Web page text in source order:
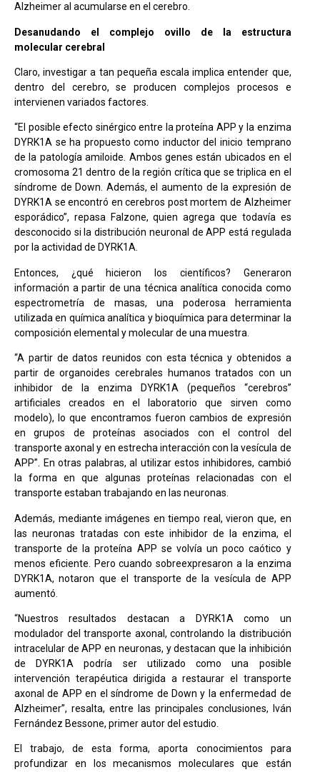
Alzheimer al acumularse en el cerebro.
Desanudando el complejo ovillo de la estructura
molecular cerebral
Claro, investigar a tan pequeña escala implica entender que,
dentro del cerebro, se producen complejos procesos e
intervienen variados factores.
“El posible efecto sinérgico entre la proteína APP y la enzima
DYRK1A se ha propuesto como inductor del inicio temprano
de la patología amiloide. Ambos genes están ubicados en el
cromosoma 21 dentro de la región crítica que se triplica en el
síndrome de Down. Además, el aumento de la expresión de
DYRK1A se encontró en cerebros post mortem de Alzheimer
esporádico”, repasa Falzone, quien agrega que todavía es
desconocido si la distribución neuronal de APP está regulada
por la actividad de DYRK1A.
Entonces, ¿qué hicieron los científicos? Generaron
información a partir de una técnica analítica conocida como
espectrometría de masas, una poderosa herramienta
utilizada en química analítica y bioquímica para determinar la
composición elemental y molecular de una muestra.
“A partir de datos reunidos con esta técnica y obtenidos a
partir de organoides cerebrales humanos tratados con un
inhibidor de la enzima DYRK1A (pequeños “cerebros”
artificiales creados en el laboratorio que sirven como
modelo), lo que encontramos fueron cambios de expresión
en grupos de proteínas asociados con el control del
transporte axonal y en estrecha interacción con la vesícula de
APP”. En otras palabras, al utilizar estos inhibidores, cambió
la forma en que algunas proteínas relacionadas con el
transporte estaban trabajando en las neuronas.
Además, mediante imágenes en tiempo real, vieron que, en
las neuronas tratadas con este inhibidor de la enzima, el
transporte de la proteína APP se volvía un poco caótico y
menos eficiente. Pero cuando sobreexpresaron a la enzima
DYRK1A, notaron que el transporte de la vesícula de APP
aumentó.
“Nuestros resultados destacan a DYRK1A como un
modulador del transporte axonal, controlando la distribución
intracelular de APP en neuronas, y destacan que la inhibición
de DYRK1A podría ser utilizado como una posible
intervención terapéutica dirigida a restaurar el transporte
axonal de APP en el síndrome de Down y la enfermedad de
Alzheimer”, resalta, entre las principales conclusiones, Iván
Fernández Bessone, primer autor del estudio.
El trabajo, de esta forma, aporta conocimientos para
profundizar en los mecanismos moleculares que están